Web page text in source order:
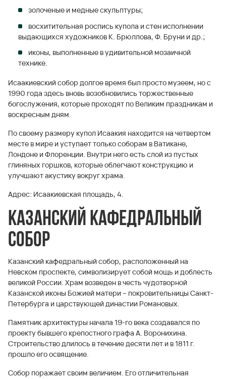
золоченые и медные скульптуры;
восхитительная роспись купола и стен исполнении
выдающихся художников К. Брюллова, Ф. Бруни и др.;
иконы, выполненные в удивительной мозаичной
технике.
Исаакиевский собор долгое время был просто музеем, но с
1990 года здесь вновь возобновились торжественные
богослужения, которые проходят по Великим праздникам и
воскресным дням.
По своему размеру купол Исаакия находится на четвертом
месте в мире и уступает только соборам в Ватикане,
Лондоне и Флоренции. Внутри него есть слой из пустых
глиняных горшков, которые облегчают конструкцию и
улучшают акустику вокруг храма.
Адрес: Исаакиевская площадь, 4.
Казанский кафедральный
собор
Казанский кафедральный собор, расположенный на
Невском проспекте, символизирует собой мощь и доблесть
великой России. Храм возведен в честь чудотворной
Казанской иконы Божией матери – покровительницы Санкт-
Петербурга и царствующей династии Романовых.
Памятник архитектуры начала 19-го века создавался по
проекту бывшего крепостного графа А. Воронихина.
Строительство длилось в течение десяти лет и в 1811 г.
прошло его освящение.
Собор поражает своим величием. Его отличительная